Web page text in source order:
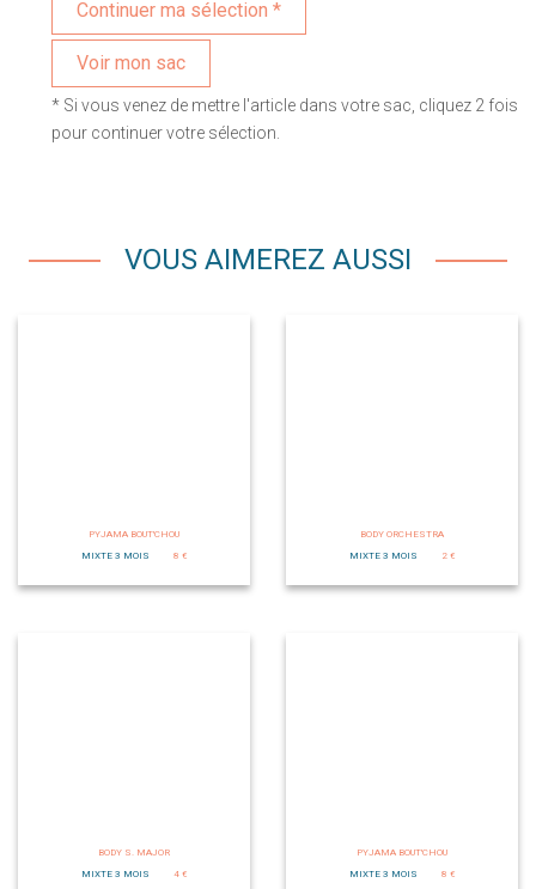
Voir mon sac
* Si vous venez de mettre l'article dans votre sac, cliquez 2 fois
pour continuer votre sélection.
VOUS AIMEREZ AUSSI
PYJAMA BOUT'CHOU
MIXTE 3 MOIS
8 €
BODY ORCHESTRA
MIXTE 3 MOIS
2 €
BODY S. MAJOR
MIXTE 3 MOIS
4 €
PYJAMA BOUT'CHOU
MIXTE 3 MOIS
8 €